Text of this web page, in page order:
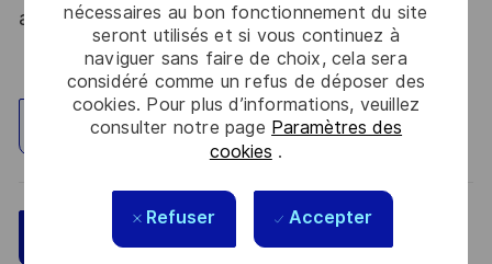
nécessaires au bon fonctionnement du site
seront utilisés et si vous continuez à
naviguer sans faire de choix, cela sera
considéré comme un refus de déposer des
cookies. Pour plus d’informations, veuillez
consulter notre page Paramètres des
cookies .
Refuser Accepter
atout. Postulez et rejoignez nous !
Explorez un site
Postulez maintenant